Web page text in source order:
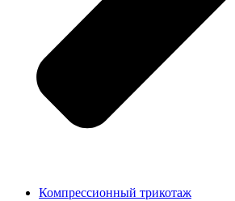
Компрессионный трикотаж